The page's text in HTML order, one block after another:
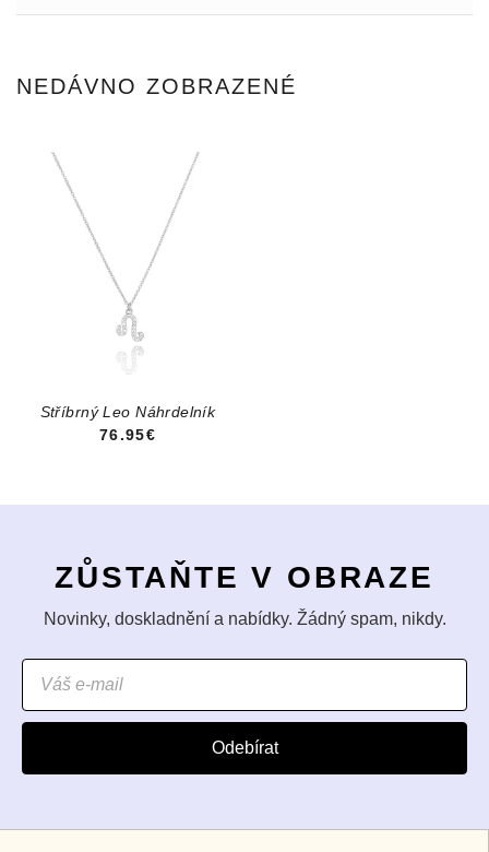
NEDÁVNO ZOBRAZENÉ
Stříbrný Leo Náhrdelník
76.95€
ZŮSTAŇTE V OBRAZE
Novinky, doskladnění a nabídky. Žádný spam, nikdy.
Odebírat